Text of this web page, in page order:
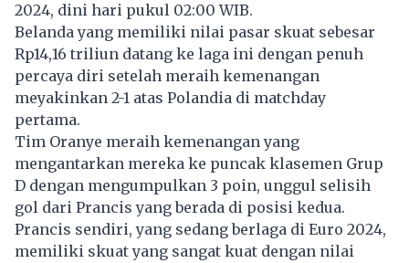
2024, dini hari pukul 02:00 WIB.
Belanda yang memiliki nilai pasar skuat sebesar
Rp14,16 triliun datang ke laga ini dengan penuh
percaya diri setelah meraih kemenangan
meyakinkan 2-1 atas Polandia di matchday
pertama.
Tim Oranye meraih kemenangan yang
mengantarkan mereka ke puncak klasemen Grup
D dengan mengumpulkan 3 poin, unggul selisih
gol dari Prancis yang berada di posisi kedua.
Prancis sendiri, yang sedang berlaga di Euro 2024,
memiliki skuat yang sangat kuat dengan nilai